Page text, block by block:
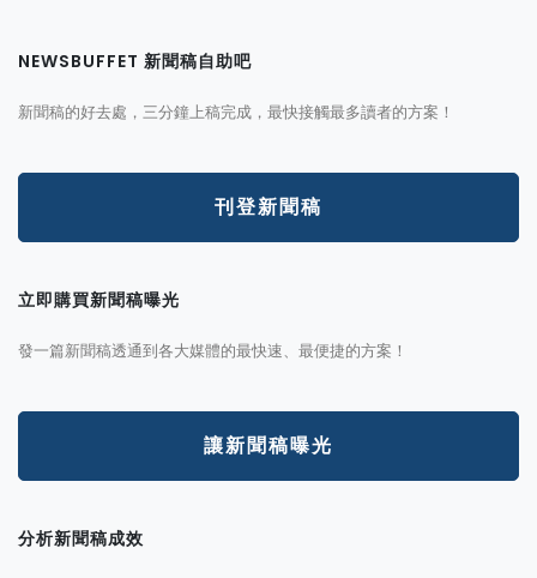
NEWSBUFFET 新聞稿自助吧
新聞稿的好去處，三分鐘上稿完成，最快接觸最多讀者的方案！
刊登新聞稿
立即購買新聞稿曝光
發一篇新聞稿透通到各大媒體的最快速、最便捷的方案！
讓新聞稿曝光
分析新聞稿成效